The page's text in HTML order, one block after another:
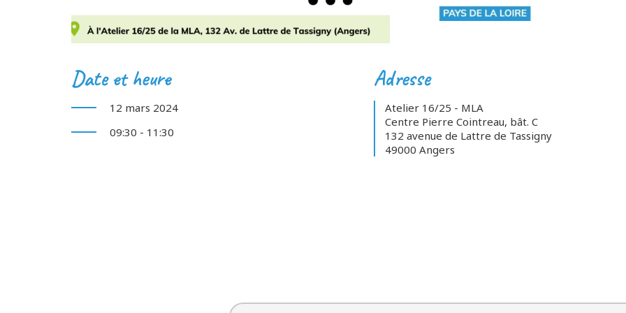
Date et heure
12 mars 2024
09:30 - 11:30
Adresse
Atelier 16/25 - MLA
Centre Pierre Cointreau, bât. C
132 avenue de Lattre de Tassigny
49000 Angers